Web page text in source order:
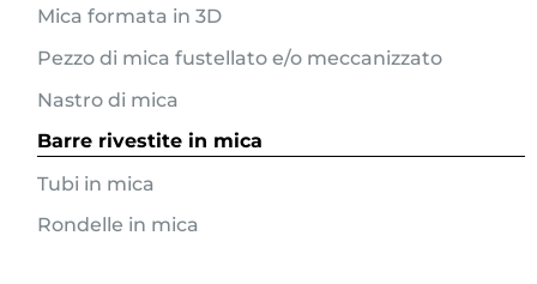
Mica formata in 3D
Pezzo di mica fustellato e/o meccanizzato
Nastro di mica
Barre rivestite in mica
Tubi in mica
Rondelle in mica